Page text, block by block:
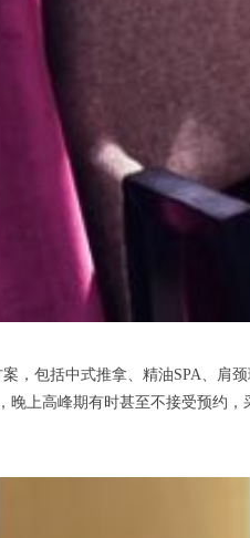
包括中式推拿、精油SPA、肩
上高峰期有时甚至不接受预约